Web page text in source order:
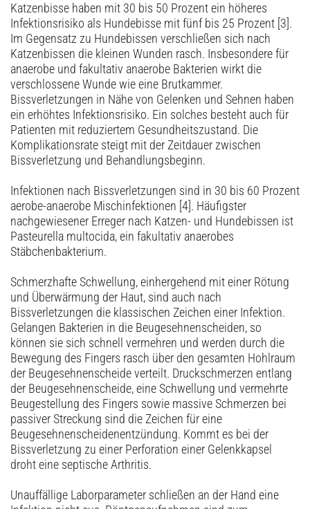
Katzenbisse haben mit 30 bis 50 Prozent ein höheres
Infektionsrisiko als Hundebisse mit fünf bis 25 Prozent [3].
Im Gegensatz zu Hundebissen verschließen sich nach
Katzenbissen die kleinen Wunden rasch. Insbesondere für
anaerobe und fakultativ anaerobe Bakterien wirkt die
verschlossene Wunde wie eine Brutkammer.
Bissverletzungen in Nähe von Gelenken und Sehnen haben
ein erhöhtes Infektionsrisiko. Ein solches besteht auch für
Patienten mit reduziertem Gesundheitszustand. Die
Komplikationsrate steigt mit der Zeitdauer zwischen
Bissverletzung und Behandlungsbeginn.
Infektionen nach Bissverletzungen sind in 30 bis 60 Prozent
aerobe-anaerobe Mischinfektionen [4]. Häufigster
nachgewiesener Erreger nach Katzen- und Hundebissen ist
Pasteurella multocida, ein fakultativ anaerobes
Stäbchenbakterium.
Schmerzhafte Schwellung, einhergehend mit einer Rötung
und Überwärmung der Haut, sind auch nach
Bissverletzungen die klassischen Zeichen einer Infektion.
Gelangen Bakterien in die Beugesehnenscheiden, so
können sie sich schnell vermehren und werden durch die
Bewegung des Fingers rasch über den gesamten Hohlraum
der Beugesehnenscheide verteilt. Druckschmerzen entlang
der Beugesehnenscheide, eine Schwellung und vermehrte
Beugestellung des Fingers sowie massive Schmerzen bei
passiver Streckung sind die Zeichen für eine
Beugesehnenscheidenentzündung. Kommt es bei der
Bissverletzung zu einer Perforation einer Gelenkkapsel
droht eine septische Arthritis.
Unauffällige Laborparameter schließen an der Hand eine